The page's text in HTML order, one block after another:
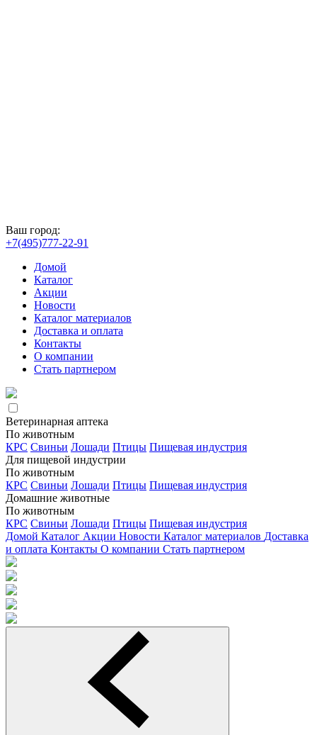
Ваш город:
+7(495)777-22-91
Домой
Каталог
Акции
Новости
Каталог материалов
Доставка и оплата
Контакты
О компании
Стать партнером
Ветеринарная аптека
По животным
КРС Свиньи Лошади Птицы Пищевая индустрия
Для пищевой индустрии
По животным
КРС Свиньи Лошади Птицы Пищевая индустрия
Домашние животные
По животным
КРС Свиньи Лошади Птицы Пищевая индустрия
Домой Каталог Акции Новости Каталог материалов Доставка
и оплата Контакты О компании Стать партнером